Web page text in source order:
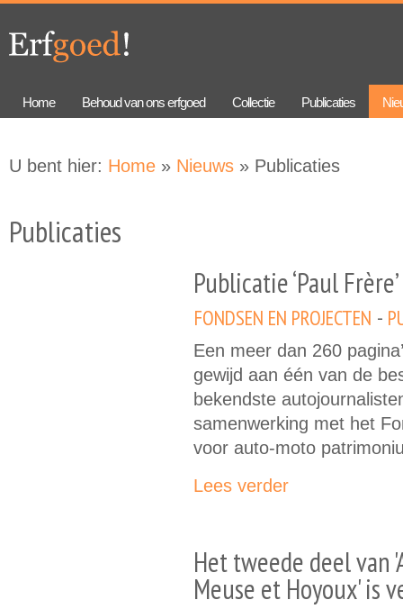
gaan
navigation
Home Behoud van ons erfgoed Collectie Publicaties
U bent hier: Home » Nieuws » Publicaties
Publicaties
Publicatie ‘Paul Frère’
FONDSEN EN PROJECTEN
Een meer dan 260
gewijd aan één van de
bekendste
samenwerking met het
voor auto-moto
Lees verder
Het tweede deel van
Meuse et Hoyoux' is